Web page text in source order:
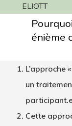
ELIOTT
énième
L’approche
un
Cette